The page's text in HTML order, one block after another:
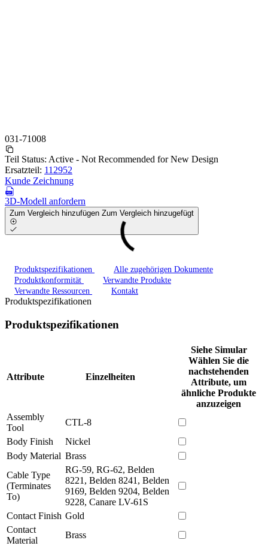
031-71008
Teil Status: Active - Not Recommended for New Design
Ersatzteil: 112952
Kunde Zeichnung
3D-Modell anfordern
Zum Vergleich hinzufügen Zum Vergleich hinzugefügt
Produktspezifikationen
Alle zugehörigen Dokumente
Produktkonformität
Verwandte Produkte
Verwandte Ressourcen
Kontakt
Produktspezifikationen
Produktspezifikationen
Attribute Einzelheiten
Siehe Simular
Wählen Sie die
nachstehenden
Attribute, um
ähnliche Produkte
anzuzeigen
Assembly
Tool
CTL-8
Body Finish
Nickel
Body Material Brass
Cable Type
(Terminates
To)
RG-59, RG-62, Belden
8221, Belden 8241, Belden
9169, Belden 9204, Belden
9228, Canare LV-61S
Contact Finish Gold
Contact
Material
Brass